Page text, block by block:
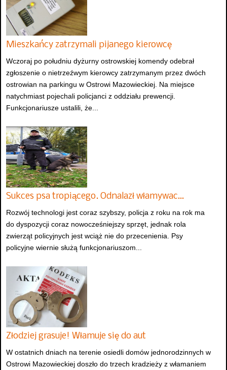
Mieszkańcy zatrzymali pijanego kierowcę
Wczoraj po południu dyżurny ostrowskiej komendy odebrał
zgłoszenie o nietrzeźwym kierowcy zatrzymanym przez dwóch
ostrowian na parkingu w Ostrowi Mazowieckiej. Na miejsce
natychmiast pojechali policjanci z oddziału prewencji.
Funkcjonariusze ustalili, że...
Sukces psa tropiącego. Odnalazł włamywac…
Rozwój technologi jest coraz szybszy, policja z roku na rok ma
do dyspozycji coraz nowocześniejszy sprzęt, jednak rola
zwierząt policyjnych jest wciąż nie do przecenienia. Psy
policyjne wiernie służą funkcjonariuszom...
Złodziej grasuje! Włamuje się do aut
W ostatnich dniach na terenie osiedli domów jednorodzinnych w
Ostrowi Mazowieckiej doszło do trzech kradzieży z włamaniem